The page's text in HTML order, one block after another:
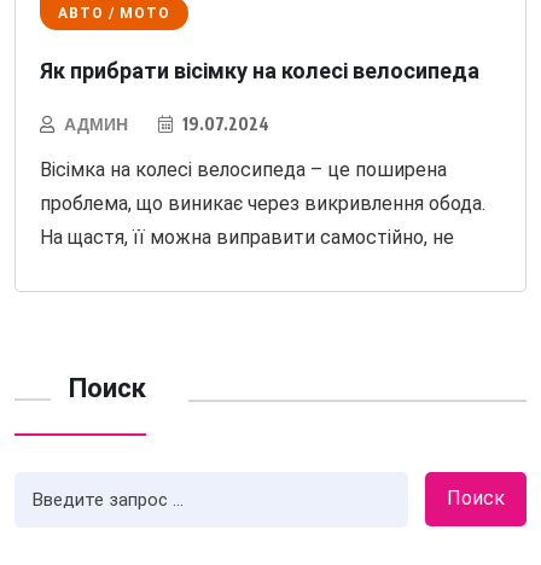
АВТО / МОТО
Як прибрати вісімку на колесі велосипеда
АДМИН 19.07.2024
Вісімка на колесі велосипеда – це поширена
проблема, що виникає через викривлення обода.
На щастя, її можна виправити самостійно, не
Поиск
Поиск